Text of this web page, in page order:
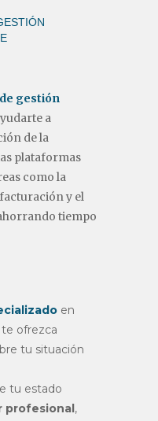
gestión
a
de la
plataformas
como la
y el
tiempo
en
ofrezca
tu situación
tu estado
profesional,